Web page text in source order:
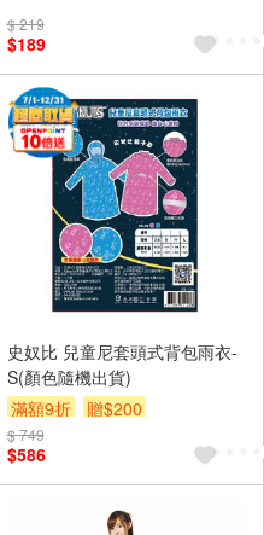
$ 219
$189
史奴比 兒童尼套頭式背包雨衣-
S(顏色隨機出貨)
滿額9折
贈$200
$ 749
$586